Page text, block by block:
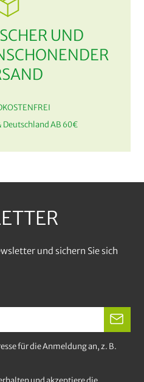
UND
Deutschland AB 60€
und sichern Sie sich
für die Anmeldung an, z. B.